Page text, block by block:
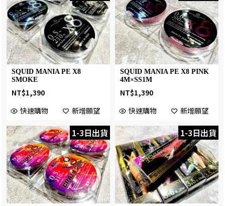
SQUID MANIA PE X8
SMOKE
NT$1,390
快速購物
新增願望
SQUID MANIA PE X8 PINK
4M×SS1M
NT$1,390
快速購物
新增願望
1-3日出貨 1-3日出貨